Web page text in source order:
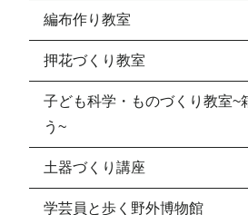
編布作り教室
押花づくり教室
子ども科学・ものづくり教室~
う~
土器づくり講座
学芸員と歩く野外博物館